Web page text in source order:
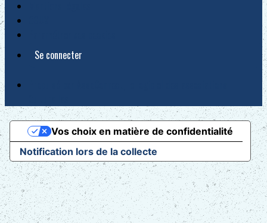
Se connecter
Notification lors de la collecte
Vos choix en matière de confidentialité